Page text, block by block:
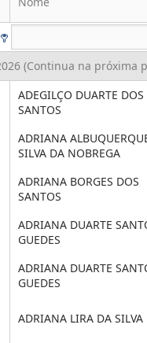
(Continua na próxima
ADEGILÇO DUARTE DOS
SANTOS
ADRIANA
SILVA DA NOBREGA
ADRIANA BORGES DOS
SANTOS
ADRIANA DUARTE
GUEDES
ADRIANA DUARTE
GUEDES
ADRIANA LIRA DA SILVA